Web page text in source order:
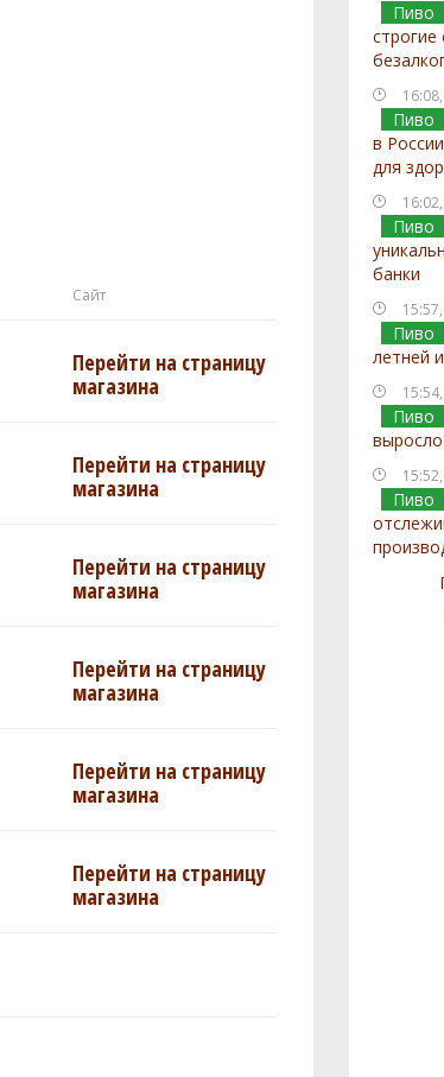
Пиво
строгие
Пиво
в
для
Пиво
банки
Пиво
летней
Пиво
Пиво
Сайт
Перейти на страницу
магазина
Перейти на страницу
магазина
Перейти на страницу
магазина
Перейти на страницу
магазина
Перейти на страницу
магазина
Перейти на страницу
магазина